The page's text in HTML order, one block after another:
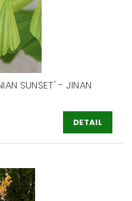
SUNSET' - JINAN
DETAIL